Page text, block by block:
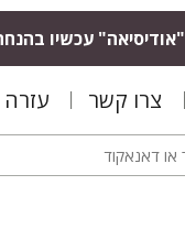
"אודיסיאה" עכשיו
צרו קשר עזרה